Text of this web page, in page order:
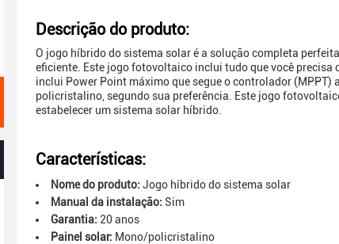
Descrição do produto:
O jogo híbrido do sistema solar é a solução completa
eficiente. Este jogo fotovoltaico inclui tudo que você precisa
inclui Power Point máximo que segue o controlador
policristalino, segundo sua preferência. Este jogo
estabelecer um sistema solar híbrido.
Características:
Nome do produto: Jogo híbrido do sistema solar
Manual da instalação: Sim
Garantia: 20 anos
Painel solar: Mono/policristalino